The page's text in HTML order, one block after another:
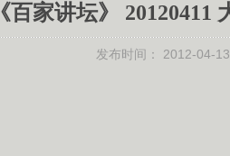
《百家讲坛》
发布时间： 2012-04-